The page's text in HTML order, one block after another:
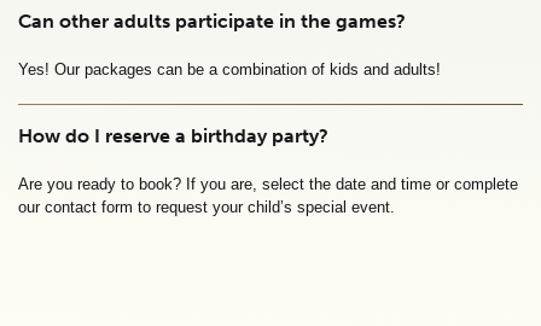
Can other adults participate in the games?
Yes! Our packages can be a combination of kids and adults!
How do I reserve a birthday party?
Are you ready to book? If you are, select the date and time or complete
our contact form to request your child’s special event.